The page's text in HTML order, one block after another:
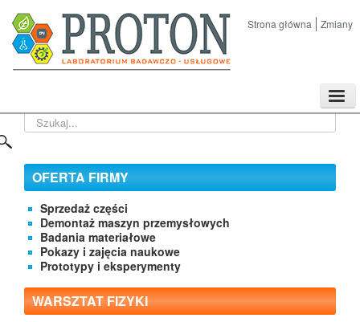
Strona główna Zmiany
Kontakt
Szukaj...
OFERTA FIRMY
Sprzedaż części
Demontaż maszyn przemysłowych
Badania materiałowe
Pokazy i zajęcia naukowe
Prototypy i eksperymenty
WARSZTAT FIZYKI